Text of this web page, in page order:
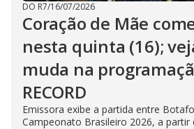
DO R7/16/07/2026
Coração de Mãe
nesta quinta (16);
muda na
RECORD
Emissora exibe a partida entre
Campeonato Brasileiro 2026, a partir